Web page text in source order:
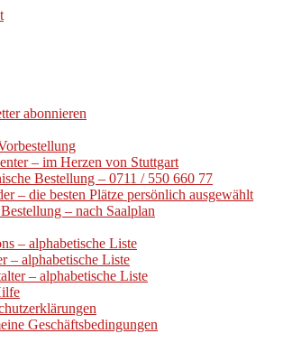
abonnieren
– im Herzen von Stuttgart
Bestellung – 0711 / 550 660 77
– die besten Plätze persönlich ausgewählt
– nach Saalplan
– alphabetische Liste
– alphabetische Liste
– alphabetische Liste
Geschäftsbedingungen